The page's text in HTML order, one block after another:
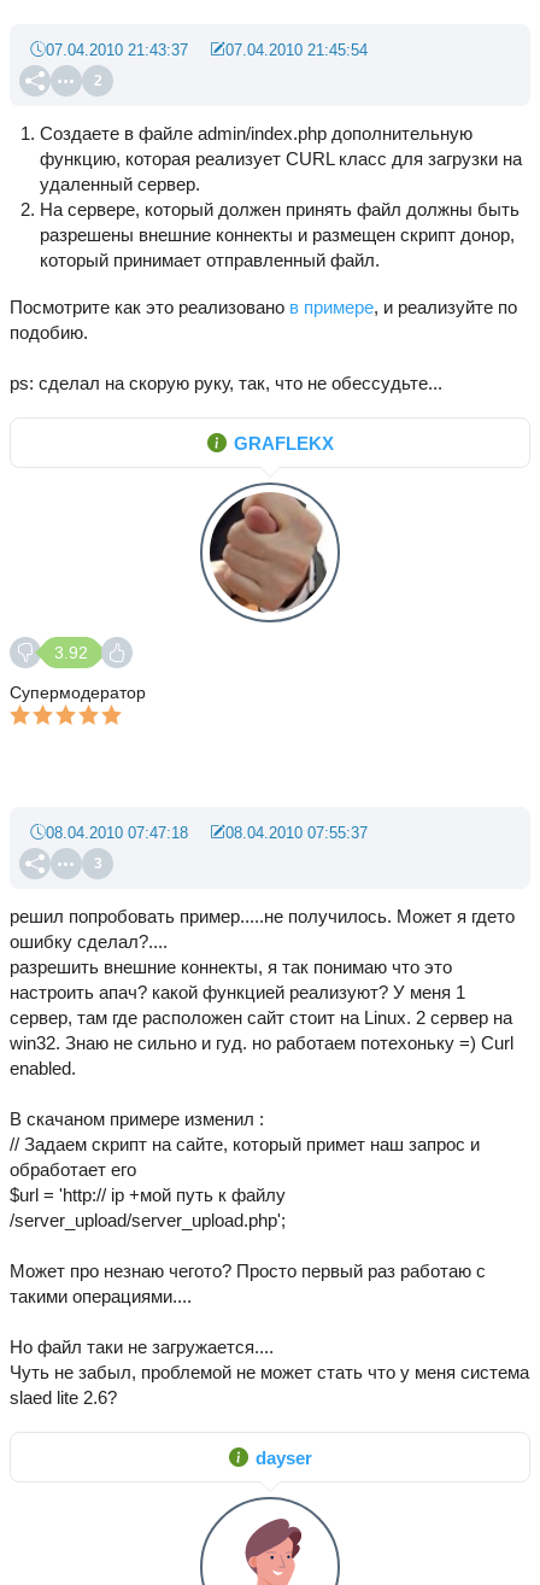
2
07.04.2010 21:43:37 07.04.2010 21:45:54
Создаете в файле admin/index.php дополнительную
функцию, которая реализует CURL класс для загрузки на
удаленный сервер.
На сервере, который должен принять файл должны быть
разрешены внешние коннекты и размещен скрипт донор,
который принимает отправленный файл.
Посмотрите как это реализовано в примере, и реализуйте по
подобию.
ps: сделал на скорую руку, так, что не обессудьте...
GRAFLEKX
3.92
Супермодератор
3
08.04.2010 07:47:18 08.04.2010 07:55:37
решил попробовать пример.....не получилось. Может я гдето
ошибку сделал?....
разрешить внешние коннекты, я так понимаю что это
настроить апач? какой функцией реализуют? У меня 1
сервер, там где расположен сайт стоит на Linux. 2 сервер на
win32. Знаю не сильно и гуд. но работаем потехоньку =) Curl
enabled.
В скачаном примере изменил :
// Задаем скрипт на сайте, который примет наш запрос и
обработает его
$url = 'http:// ip +мой путь к файлу
/server_upload/server_upload.php';
Может про незнаю чегото? Просто первый раз работаю с
такими операциями....
Но файл таки не загружается....
Чуть не забыл, проблемой не может стать что у меня система
slaed lite 2.6?
dayser